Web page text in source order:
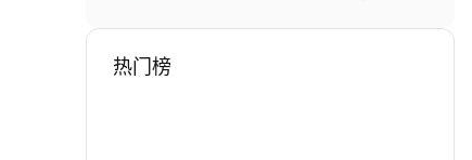
热门榜